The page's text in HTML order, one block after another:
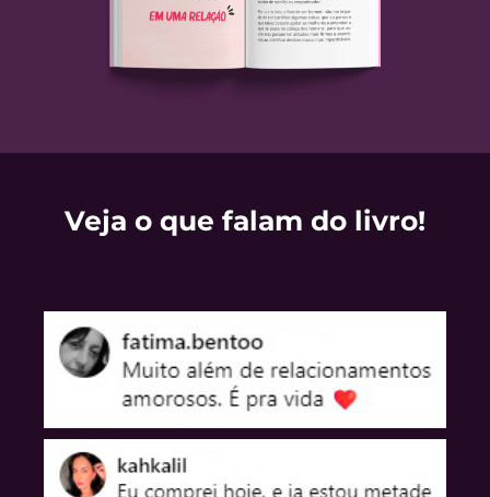
Veja o que falam do livro!